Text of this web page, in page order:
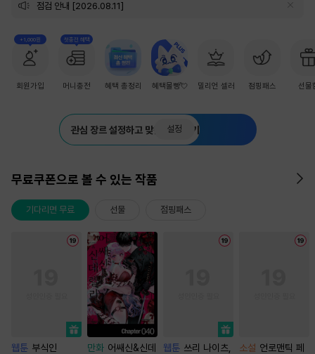
점검 안내 [2026.08.11]
+1,000원
회원가입
첫충전 혜택
머니충전 혜택 총정리 혜택몰빵💘 밀리언 셀러 점핑패스 선물
관심 장르 설정하고 맞춤 추천 받기
설정
무료쿠폰으로 볼 수 있는 작품
기다리면 무료 선물 점핑패스
웹툰 부식인 만화 어쌔신&신데
웹툰 쓰리 나이츠,
소설 언로맨틱 페